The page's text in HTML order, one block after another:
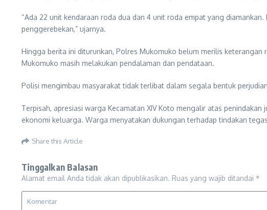
“Ada 22 unit kendaraan roda dua dan 4 unit roda empat yang
penggerebekan,” ujarnya.
Hingga berita ini diturunkan, Polres Mukomuko belum merilis
Mukomuko masih melakukan pendalaman dan pendataan.
Polisi mengimbau masyarakat tidak terlibat dalam segala bentuk
Terpisah, apresiasi warga Kecamatan XIV Koto mengalir atas
ekonomi keluarga. Warga menyatakan dukungan terhadap tindakan
Share this Article
Tinggalkan Balasan
Alamat email Anda tidak akan dipublikasikan. Ruas yang wajib ditandai *